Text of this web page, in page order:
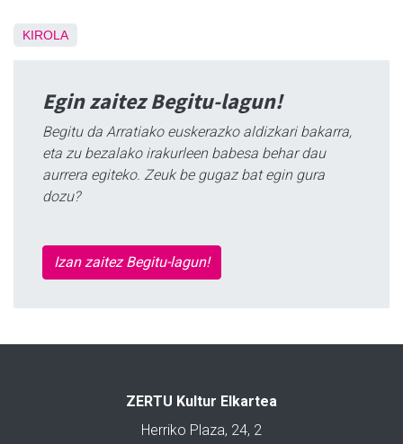
KIROLA
Egin zaitez Begitu-lagun!
Begitu da Arratiako euskerazko aldizkari bakarra,
eta zu bezalako irakurleen babesa behar dau
aurrera egiteko. Zeuk be gugaz bat egin gura
dozu?
Izan zaitez Begitu-lagun!
ZERTU Kultur Elkartea
Herriko Plaza, 24, 2